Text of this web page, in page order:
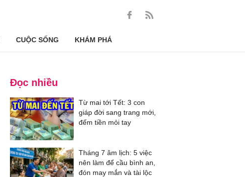
CUỘC SỐNG KHÁM PHÁ
Đọc nhiều
Từ mai tới Tết: 3 con
giáp đời sang trang mới,
đếm tiền mỏi tay
Tháng 7 âm lịch: 5 việc
nên làm để cầu bình an,
đón may mắn và tài lộc